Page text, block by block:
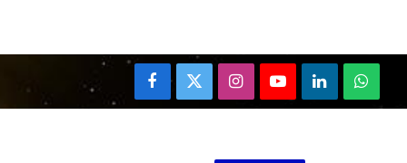
Facebook
X
(Twitter)
InstagramYouTubeLinkedIn